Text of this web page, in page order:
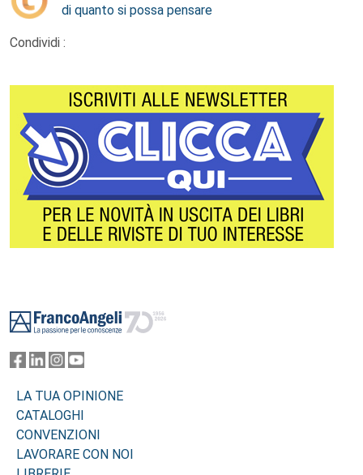
di quanto si possa pensare
Condividi :
LA TUA OPINIONE
CATALOGHI
CONVENZIONI
LAVORARE CON NOI